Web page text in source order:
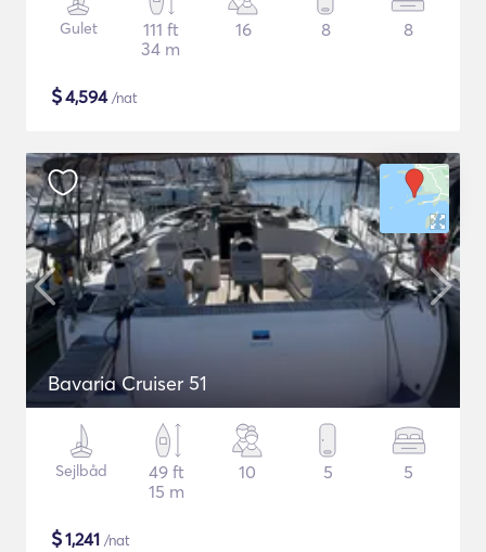
Gulet
111 ft
34 m
16 8 8
$4,594/nat
Bavaria Cruiser 51
Sejlbåd
49 ft
15 m
10 5 5
$1,241 /nat